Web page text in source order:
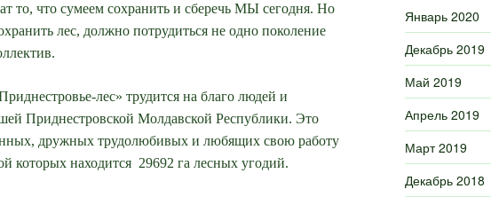
то, что сумеем сохранить и сберечь МЫ сегодня. Но
лес, должно потрудиться не одно поколение
лес» трудится на благо людей и
Приднестровской Молдавской Республики. Это
дружных трудолюбивых и любящих свою работу
которых находится 29692 га лесных угодий.
Январь 2020
Декабрь 2019
Май 2019
Апрель 2019
Март 2019
Декабрь 2018